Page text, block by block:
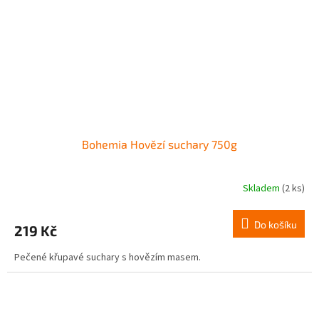
Bohemia Hovězí suchary 750g
Skladem (2 ks)
219 Kč Do košíku
Pečené křupavé suchary s hovězím masem.